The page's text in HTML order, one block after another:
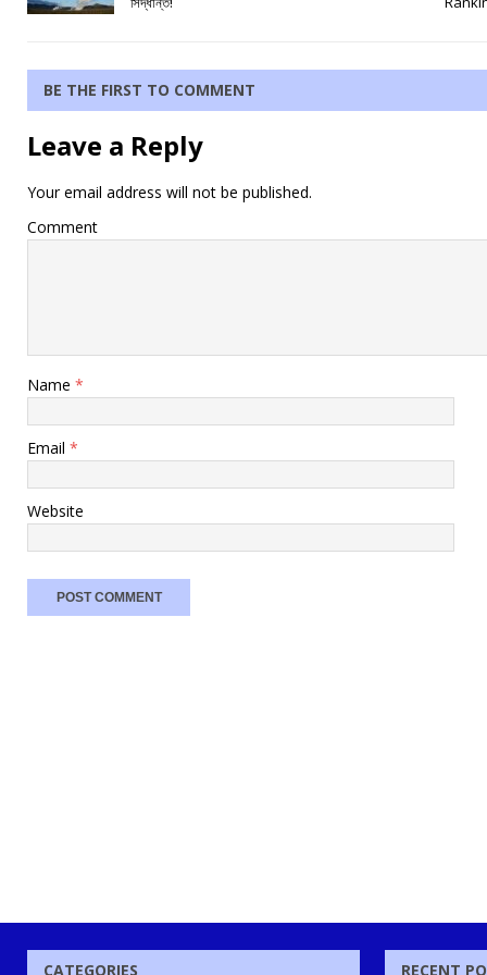
BE THE FIRST TO COMMENT
Leave a Reply
Your email address will not be published.
Comment
Name *
Email *
Website
CATEGORIES RECENT